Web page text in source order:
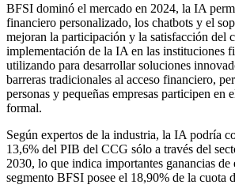
BFSI dominó el mercado en 2024, la IA
financiero personalizado, los chatbots y el
mejoran la participación y la satisfacción del
implementación de la IA en las instituciones
utilizando para desarrollar soluciones
barreras tradicionales al acceso financiero,
personas y pequeñas empresas participen en
formal.
Según expertos de la industria, la IA podría
13,6% del PIB del CCG sólo a través del
2030, lo que indica importantes ganancias
segmento BFSI posee el 18,90% de la cuota